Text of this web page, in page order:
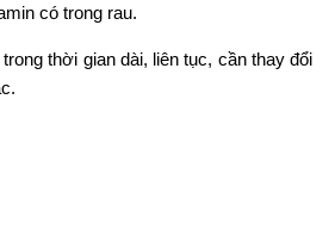
có trong rau.
thời gian dài, liên tục, cần thay đổi